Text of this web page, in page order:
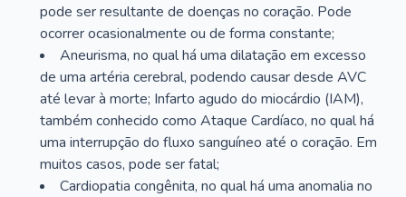
pode ser resultante de doenças no coração. Pode
ocorrer ocasionalmente ou de forma constante;
Aneurisma, no qual há uma dilatação em excesso
de uma artéria cerebral, podendo causar desde AVC
até levar à morte; Infarto agudo do miocárdio (IAM),
também conhecido como Ataque Cardíaco, no qual há
uma interrupção do fluxo sanguíneo até o coração. Em
muitos casos, pode ser fatal;
Cardiopatia congênita, no qual há uma anomalia no